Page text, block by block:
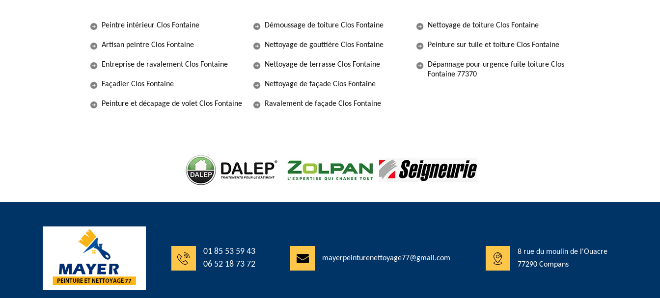
Peintre intérieur Clos Fontaine
Artisan peintre Clos Fontaine
Entreprise de ravalement Clos Fontaine
Façadier Clos Fontaine
Peinture et décapage de volet Clos Fontaine
Démoussage de toiture Clos Fontaine
Nettoyage de gouttière Clos Fontaine
Nettoyage de terrasse Clos Fontaine
Nettoyage de façade Clos Fontaine
Ravalement de façade Clos Fontaine
Nettoyage de toiture Clos Fontaine
Peinture sur tuile et toiture Clos Fontaine
Dépannage pour urgence fuite toiture Clos
Fontaine 77370
01 85 53 59 43
06 52 18 73 72
mayerpeinturenettoyage77@gmail.com
8 rue du moulin de l'Ouacre
77290 Compans